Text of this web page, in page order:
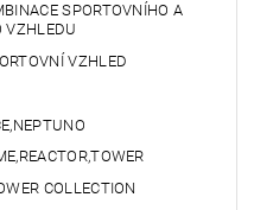
SPORTOVNÍHO A
VZHLEDU
VZHLED
COLLECTION